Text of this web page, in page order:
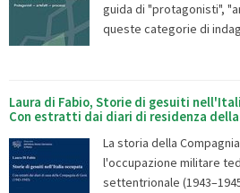
guida di "protagonisti",
queste categorie di
Laura di Fabio, Storie di gesuiti
Con estratti dai diari di residenza della
La storia della
l'occupazione militare
settentrionale